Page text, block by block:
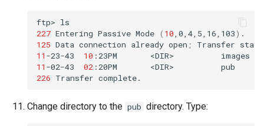
ftp>
227 Entering Passive Mode ( 10 ,0,4,5,16,103)
125 Data connection already open ;
Transfer
11 -23-43 10 :23PM <DIR>
11 -02-43 02 :20PM <DIR>
226 Transfer
Change directory to the pub directory. Type: